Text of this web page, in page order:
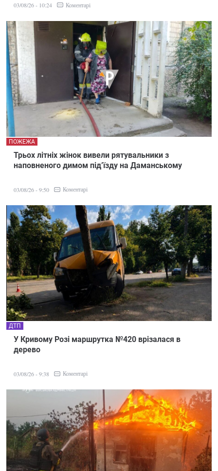
03/08/26 - 10:24 Коментарі
Трьох літніх жінок вивели рятувальники з
наповненого димом під’їзду на Даманському
ПОЖЕЖА
03/08/26 - 9:50 Коментарі
У Кривому Розі маршрутка №420 врізалася в
дерево
ДТП
03/08/26 - 9:38 Коментарі